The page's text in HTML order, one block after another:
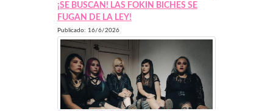
¡SE BUSCAN! LAS FOKIN BICHES SE
FUGAN DE LA LEY!
Publicado: 16/6/2026